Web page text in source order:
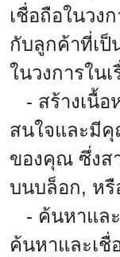
เชื่อถือในวง
กับลูกค้าที่เป็
ในวงการในเ
- สร้างเนื้อ
สนใจและมี
ของคุณ ซึ่งส
บนบล็อก, หรื
- ค้นหาแล
ค้นหาและเชื่